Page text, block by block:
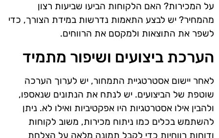
על המכירות? האם הלקוחות הביעו שביעות רצון
מהמחיר? יש לבצע התאמות נדרשות במידת הצורך, כדי
לשפר את התוצאות ולמקסם את הרווחים.
הערכת ביצועים ושיפור מתמיד
לאחר יישום אסטרטגיית התמחור, יש לערוך הערכה
שוטפת של הביצועים. יש לנתח את הנתונים שנאספו,
ולהבין אילו אסטרטגיות היו אפקטיביות ואילו לא. ניתן
להשתמש בכלים כמו ניתוח מכירות, משוב לקוחות
ודוחות רווחיות כדי לקבל תמונה מלאה על הצלחת